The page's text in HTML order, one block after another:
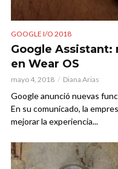
GOOGLE I/O 2018
Google
en Wear OS
mayo 4, 2018 Diana Arias
Google anunció nuevas
En su comunicado, la
mejorar la experiencia...